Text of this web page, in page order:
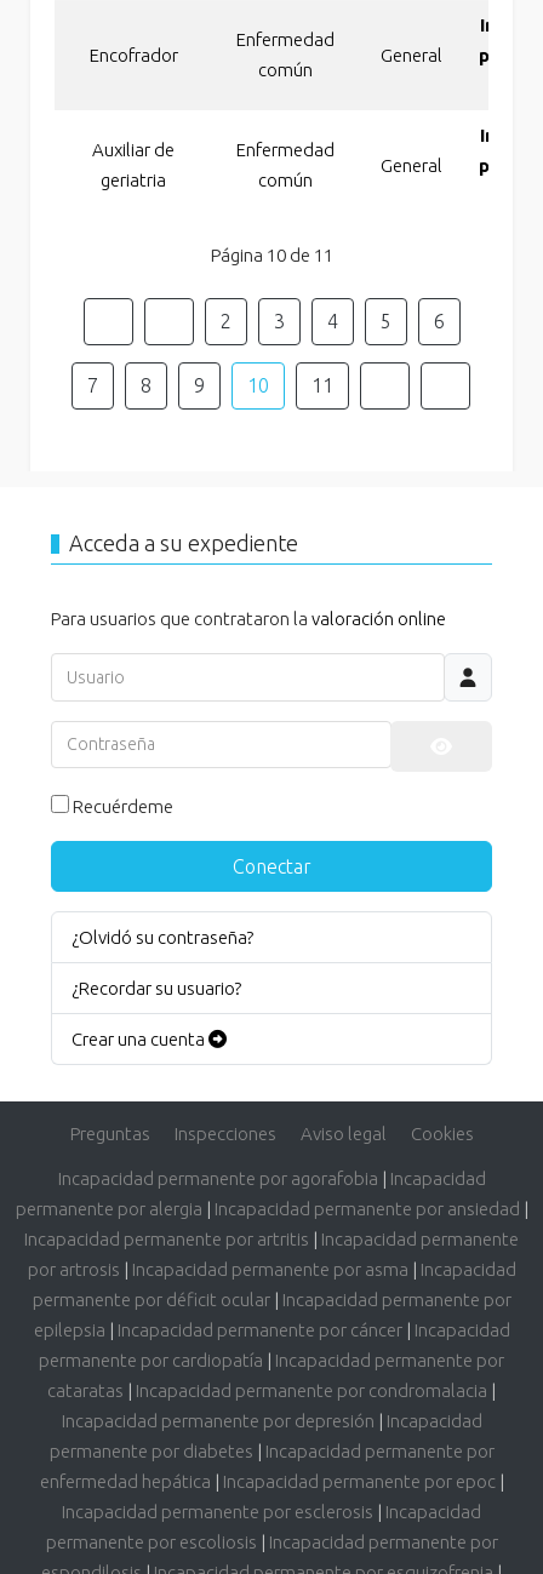
Encofrador
Enfermedad
común
General
Auxiliar de
geriatria
Enfermedad
común
General
Página 10 de 11
2 3 4 5 6
7 8 9 10 11
Acceda a su expediente
Para usuarios que contrataron la valoración online
Usuario
Contraseña
Recuérdeme
Conectar
¿Olvidó su contraseña?
¿Recordar su usuario?
Crear una cuenta
Preguntas Inspecciones Aviso legal Cookies
Incapacidad permanente por agorafobia | Incapacidad
permanente por alergia | Incapacidad permanente por ansiedad |
Incapacidad permanente por artritis | Incapacidad permanente
por artrosis | Incapacidad permanente por asma | Incapacidad
permanente por déficit ocular| Incapacidad permanente por
epilepsia | Incapacidad permanente por cáncer| Incapacidad
permanente por cardiopatía | Incapacidad permanente por
cataratas | Incapacidad permanente por condromalacia |
Incapacidad permanente por depresión | Incapacidad
permanente por diabetes | Incapacidad permanente por
enfermedad hepática | Incapacidad permanente por epoc|
Incapacidad permanente por esclerosis | Incapacidad
permanente por escoliosis | Incapacidad permanente por